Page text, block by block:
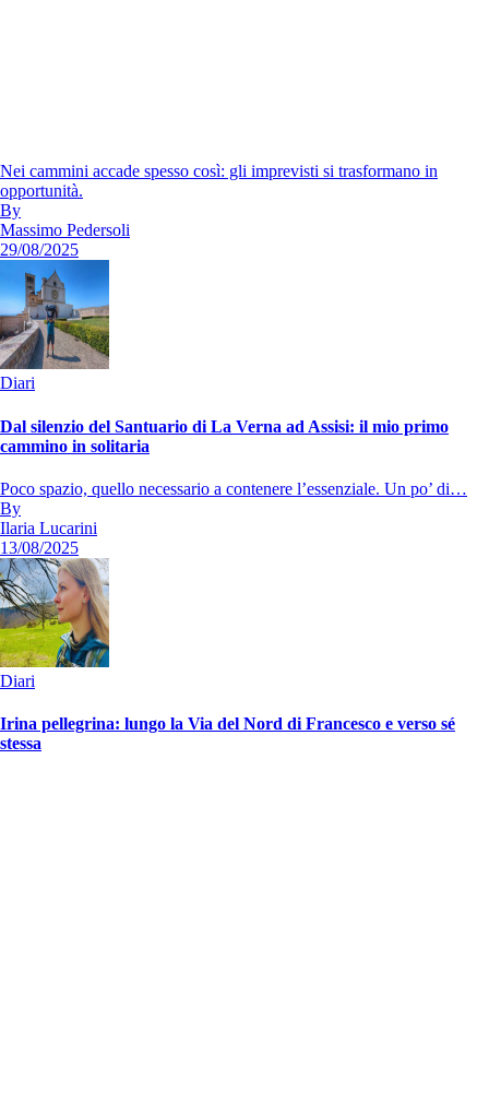
Nei cammini accade spesso così: gli imprevisti si trasformano in
opportunità.
By
Massimo Pedersoli
29/08/2025
Diari
Dal silenzio del Santuario di La Verna ad Assisi: il mio primo
cammino in solitaria
Poco spazio, quello necessario a contenere l’essenziale. Un po’ di…
By
Ilaria Lucarini
13/08/2025
Diari
Irina pellegrina: lungo la Via del Nord di Francesco e verso sé
stessa